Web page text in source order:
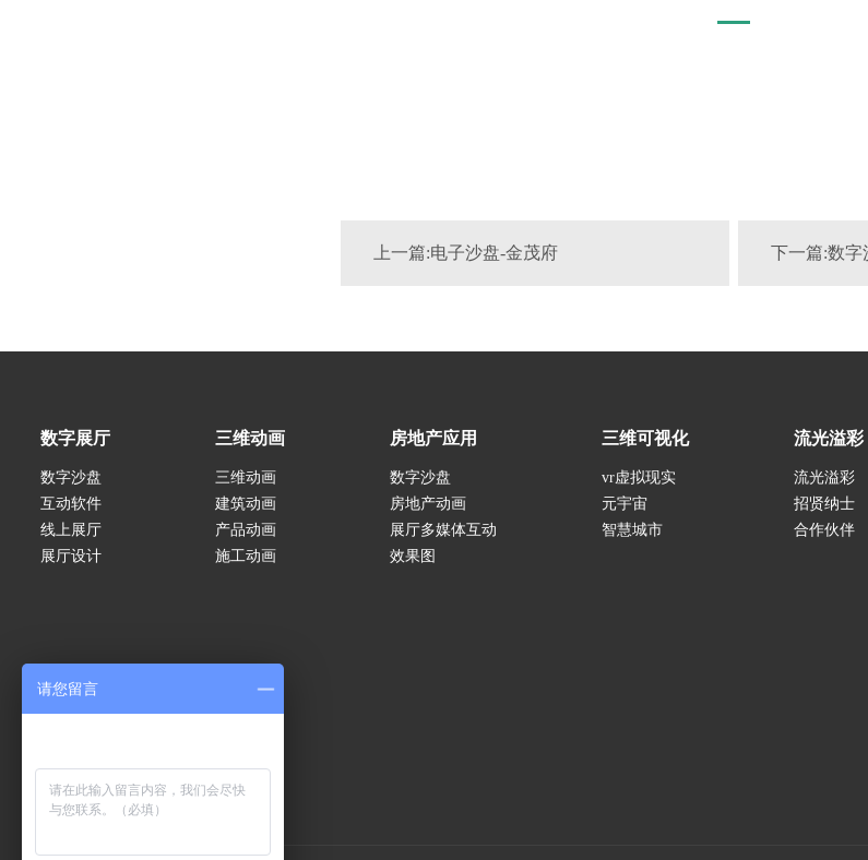
上一篇:电子沙盘-金茂府 下一篇:数字
数字展厅
数字沙盘
互动软件
线上展厅
展厅设计
三维动画
三维动画
建筑动画
产品动画
施工动画
房地产应用
数字沙盘
房地产动画
展厅多媒体互动
效果图
三维可视化
vr虚拟现实
元宇宙
智慧城市
流光溢彩
流光溢彩
招贤纳士
合作伙伴
请您留言